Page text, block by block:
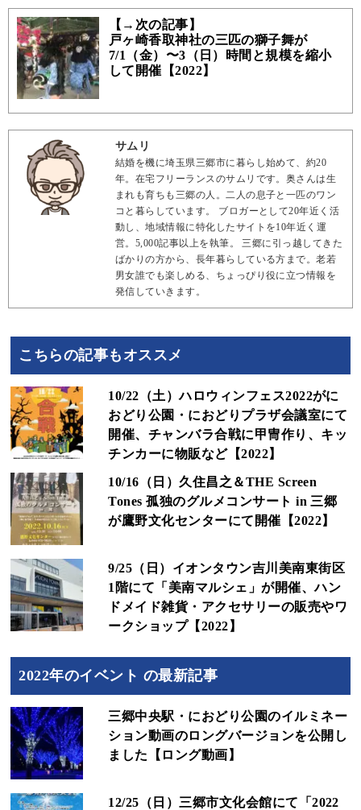
【→次の記事】
戸ヶ崎香取神社の三匹の獅子舞が
7/1（金）〜3（日）時間と規模を縮小
して開催【2022】
サムリ
結婚を機に埼玉県三郷市に暮らし始めて、約20
年。在宅フリーランスのサムリです。奥さんは生
まれも育ちも三郷の人。二人の息子と一匹のワン
コと暮らしています。 ブロガーとして20年近く活
動し、地域情報に特化したサイトを10年近く運
営。5,000記事以上を執筆。 三郷に引っ越してきた
ばかりの方から、長年暮らしている方まで。老若
男女誰でも楽しめる、ちょっぴり役に立つ情報を
発信していきます。
こちらの記事もオススメ
10/22（土）ハロウィンフェス2022がに
おどり公園・におどりプラザ会議室にて
開催、チャンバラ合戦に甲冑作り、キッ
チンカーに物販など【2022】
10/16（日）久住昌之＆THE Screen
Tones 孤独のグルメコンサート in 三郷
が鷹野文化センターにて開催【2022】
9/25（日）イオンタウン吉川美南東街区
1階にて「美南マルシェ」が開催、ハン
ドメイド雑貨・アクセサリーの販売やワ
ークショップ【2022】
2022年のイベント の最新記事
三郷中央駅・におどり公園のイルミネー
ション動画のロングバージョンを公開し
ました【ロング動画】
12/25（日）三郷市文化会館にて「2022